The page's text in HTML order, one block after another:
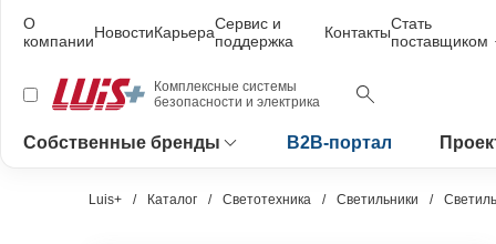
О
компанииНовостиКарьераСервис и
поддержка
КонтактыСтать
поставщиком
Комплексные системы
безопасности и электрика
Собственные бренды B2B-портал
Luis+ Каталог Светотехника Светильники